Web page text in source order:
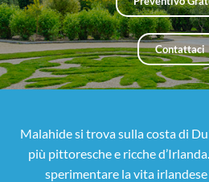
Contattaci
Malahide si trova sulla costa di
più pittoresche e ricche
sperimentare la vita